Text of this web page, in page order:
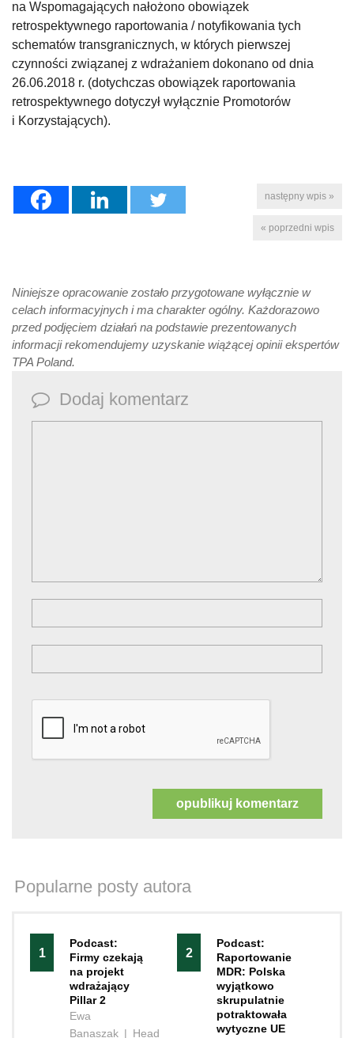
na Wspomagających nałożono obowiązek
retrospektywnego raportowania / notyfikowania tych
schematów transgranicznych, w których pierwszej
czynności związanej z wdrażaniem dokonano od dnia
26.06.2018 r. (dotychczas obowiązek raportowania
retrospektywnego dotyczył wyłącznie Promotorów
i Korzystających).
następny wpis »
« poprzedni wpis
Niniejsze opracowanie zostało przygotowane wyłącznie w
celach informacyjnych i ma charakter ogólny. Każdorazowo
przed podjęciem działań na podstawie prezentowanych
informacji rekomendujemy uzyskanie wiążącej opinii ekspertów
TPA Poland.
Dodaj komentarz
Popularne posty autora
1
Podcast:
Firmy czekają
na projekt
wdrażający
Pillar 2
Ewa
Banaszak | Head
2
Podcast:
Raportowanie
MDR: Polska
wyjątkowo
skrupulatnie
potraktowała
wytyczne UE